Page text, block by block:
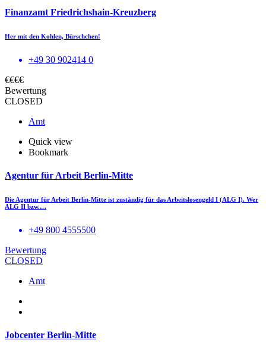
Finanzamt Friedrichshain-Kreuzberg
Her mit den Kohlen, Bürschchen!
+49 30 902414 0
€€€€
Bewertung
CLOSED
Amt
Quick view
Bookmark
Agentur für Arbeit Berlin-Mitte
Die Agentur für Arbeit Berlin-Mitte ist zuständig für das Arbeitslosengeld I (ALG I). Wer
ALG II bzw.…
+49 800 4555500
Bewertung
CLOSED
Amt
Jobcenter Berlin-Mitte